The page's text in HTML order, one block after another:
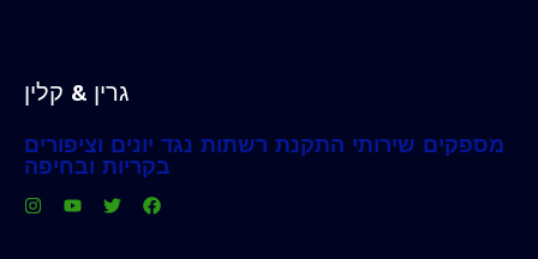
גרין & קלין
מספקים שירותי התקנת רשתות נגד יונים וציפורים
בקריות ובחיפה